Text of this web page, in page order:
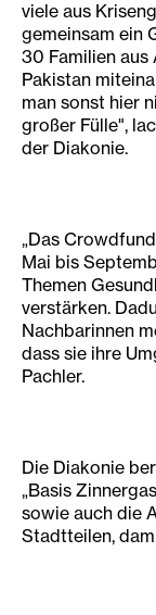
viele aus
gemeinsam ein
30 Familien aus
Pakistan
man sonst hier
großer Fülle",
der Diakonie.
„Das
Mai bis
Themen
verstärken.
Nachbarinnen
dass sie ihre
Pachler.
Die Diakonie
„Basis
sowie auch die
Stadtteilen,